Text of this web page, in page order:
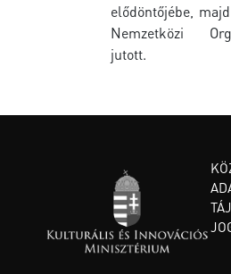
elődöntőjébe,
Nemzetközi